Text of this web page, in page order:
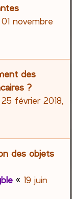
01 novembre
des
?
25 février 2018,
des objets
« 19 juin